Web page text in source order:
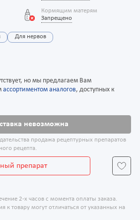
Кормящим матерям
Запрещено
Для нервов
но мы предлагаем Вам
ассортиментом аналогов, доступных к
невозможна
продажа рецептурных препаратов
рецепта.
препарат
2-х часов с момента оплаты заказа.
к товару могут отличаться от указанных на